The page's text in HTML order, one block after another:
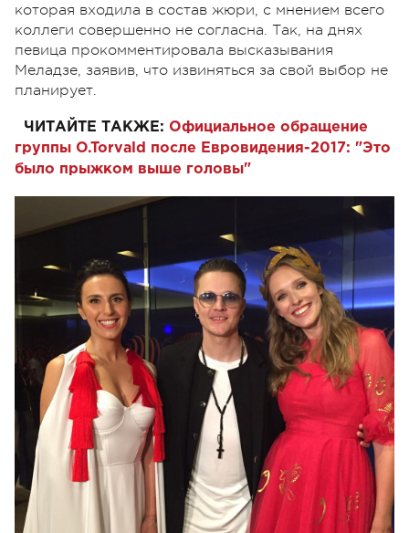
которая входила в состав жюри, с мнением всего
коллеги совершенно не согласна. Так, на днях
певица прокомментировала высказывания
Меладзе, заявив, что извиняться за свой выбор не
планирует.
ЧИТАЙТЕ ТАКЖЕ: Официальное обращение
группы O.Torvald после Евровидения-2017: "Это
было прыжком выше головы"